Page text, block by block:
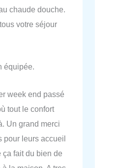
chaude douche.
votre séjour
équipée.
week end passé
tout le confort
Un grand merci
pour leurs accueil
fait du bien de